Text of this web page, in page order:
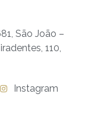
São João –
110,
Instagram